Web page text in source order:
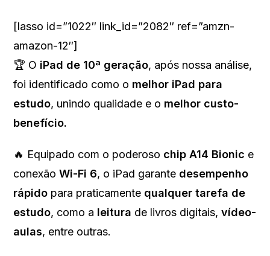
[lasso id=”1022″ link_id=”2082″ ref=”amzn-
amazon-12″]
🏆 O iPad de 10ª geração, após nossa análise,
foi identificado como o melhor iPad para
estudo, unindo qualidade e o melhor custo-
benefício.
🔥 Equipado com o poderoso chip A14 Bionic e
conexãoWi-Fi 6, o iPad garante desempenho
rápido para praticamente qualquer tarefa de
estudo, como a leitura de livros digitais,vídeo-
aulas, entre outras.